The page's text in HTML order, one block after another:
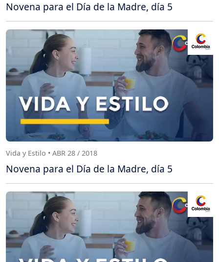
Novena para el Día de la Madre, día 5
Vida y Estilo • ABR 28 / 2018
Novena para el Día de la Madre, día 5